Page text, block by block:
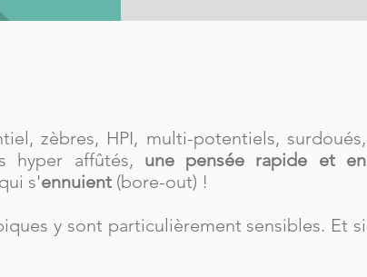
zèbres, HPI, multi-potentiels, surdoués,
hyper affûtés, une pensée rapide et en
s'ennuient (bore-out) !
y sont particulièrement sensibles. Et si